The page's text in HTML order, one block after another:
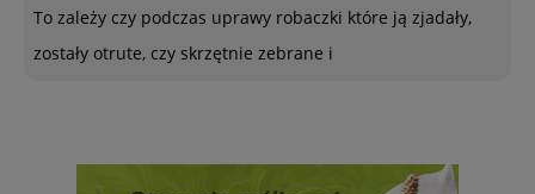
To zależy czy podczas uprawy robaczki które ją zjadały,
zostały otrute, czy skrzętnie zebrane i